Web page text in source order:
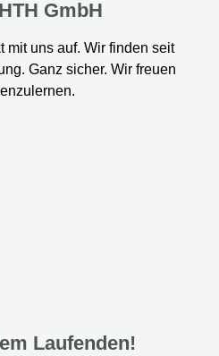
GmbH
mit uns auf. Wir finden seit
Ganz sicher. Wir freuen
Laufenden!